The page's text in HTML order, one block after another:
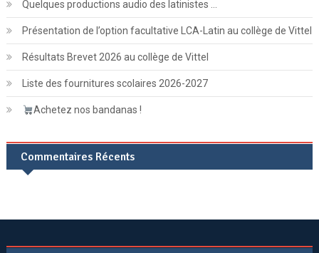
Quelques productions audio des latinistes …
Présentation de l’option facultative LCA-Latin au collège de Vittel
Résultats Brevet 2026 au collège de Vittel
Liste des fournitures scolaires 2026-2027
Achetez nos bandanas !
Commentaires Récents